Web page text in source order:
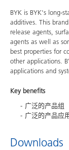
BYK is BYK's long-
additives. This
release agents,
agents as well as
best properties for
other applications.
applications and
Key benefits
广泛的产品组
广泛的产品应
Downloads